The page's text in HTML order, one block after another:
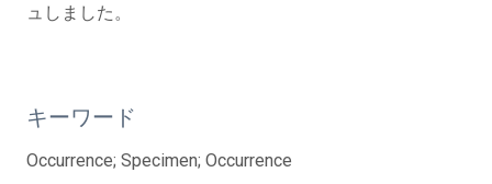
ュしました。
キーワード
Occurrence; Specimen; Occurrence